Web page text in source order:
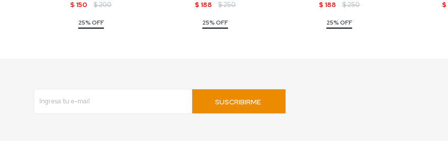
$ 150 $200
25% OFF
$ 188 $250
25% OFF
$ 188 $250
25% OFF
$
SUSCRIBIRME